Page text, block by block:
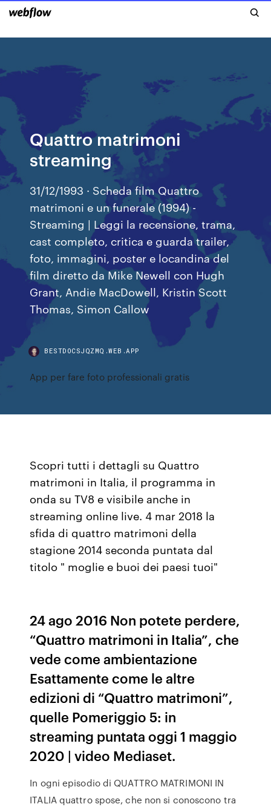
Quattro matrimoni
streaming
31/12/1993 · Scheda film Quattro
matrimoni e un funerale (1994) -
Streaming | Leggi la recensione, trama,
cast completo, critica e guarda trailer,
foto, immagini, poster e locandina del
film diretto da Mike Newell con Hugh
Grant, Andie MacDowell, Kristin Scott
Thomas, Simon Callow
BESTDOCSJQZMQ.WEB.APP
App per fare foto professionali gratis
Scopri tutti i dettagli su Quattro
matrimoni in Italia, il programma in
onda su TV8 e visibile anche in
streaming online live. 4 mar 2018 la
sfida di quattro matrimoni della
stagione 2014 seconda puntata dal
titolo " moglie e buoi dei paesi tuoi"
24 ago 2016 Non potete perdere,
“Quattro matrimoni in Italia”, che
vede come ambientazione
Esattamente come le altre
edizioni di “Quattro matrimoni”,
quelle Pomeriggio 5: in
streaming puntata oggi 1 maggio
2020 | video Mediaset.
In ogni episodio di QUATTRO MATRIMONI IN
ITALIA quattro spose, che non si conoscono tra